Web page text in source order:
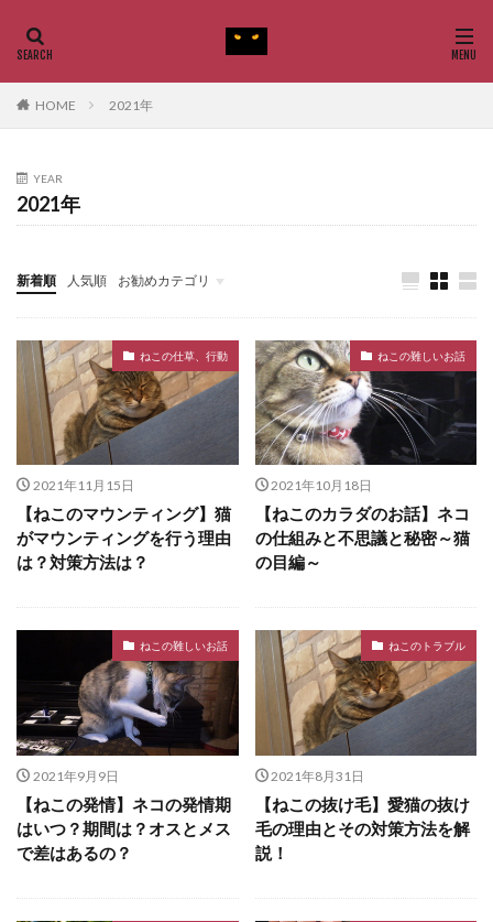
HOME 2021年
YEAR
2021年
新着順 人気順 お勧めカテゴリ
ねこの種類
ねこの仕草、行動
2021年11月15日
【ねこのマウンティング】猫
がマウンティングを行う理由
は？対策方法は？
ねこの難しいお話
2021年10月18日
【ねこのカラダのお話】ネコ
の仕組みと不思議と秘密～猫
の目編～
ねこの難しいお話
2021年9月9日
【ねこの発情】ネコの発情期
はいつ？期間は？オスとメス
で差はあるの？
ねこのトラブル
2021年8月31日
【ねこの抜け毛】愛猫の抜け
毛の理由とその対策方法を解
説！